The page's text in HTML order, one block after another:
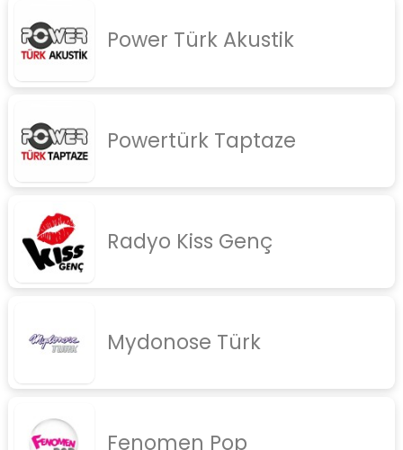
Power Türk Akustik
Powertürk Taptaze
Radyo Kiss Genç
Mydonose Türk
Fenomen Pop